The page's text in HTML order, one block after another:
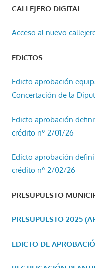
CALLEJERO DIGITAL
Acceso al nuevo
EDICTOS
Edicto aprobación
Concertación de la
Edicto aprobación
crédito nº 2/01/26
Edicto aprobación
crédito nº 2/02/26
PRESUPUESTO
PRESUPUESTO 2025
EDICTO DE